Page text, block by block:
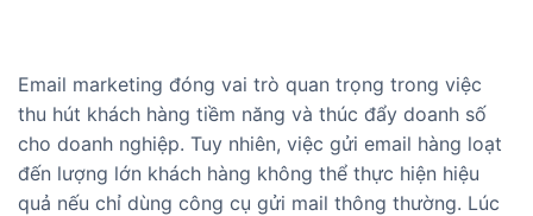
Email marketing đóng vai trò quan trọng trong việc
thu hút khách hàng tiềm năng và thúc đẩy doanh số
cho doanh nghiệp. Tuy nhiên, việc gửi email hàng loạt
đến lượng lớn khách hàng không thể thực hiện hiệu
quả nếu chỉ dùng công cụ gửi mail thông thường. Lúc